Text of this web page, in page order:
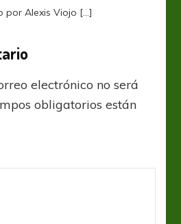
por Alexis Viojo […]
electrónico no será
obligatorios están